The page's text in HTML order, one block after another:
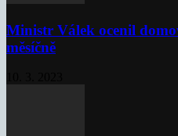
Ministr Válek ocenil
měsíčně